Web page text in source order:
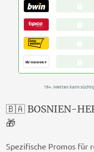
🇧🇦 BOSNIEN-
🎁
Spezifische Promos für